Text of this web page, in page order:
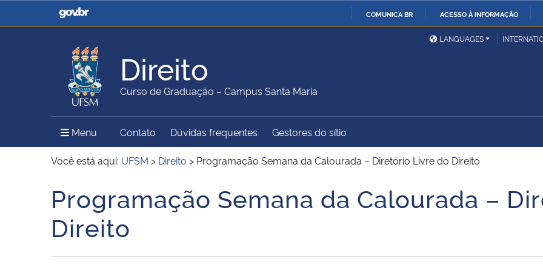
COMUNICA BR ACESSO À INFORMAÇÃO
Casa Civil
Ministério da Justiça e
Ministério da Defesa
Ministério das Relações
Exteriores
Ministério da Agricultura,
Pecuária e Abastecimento
Ministério da Educação
Ministério do Meio Ambiente Ministério do Turismo
Ministério do
Desenvolvimento Regional
União
Secretaria de Governo
Gabinete de Segurança
Advocacia-Geral da União Banco Central do Brasil
LANGUAGES
Direito
Curso de Graduação – Campus Santa Maria
Menu Menu Principal do Sítio
Contato Dúvidas frequentes Gestores do sítio
Você está aqui: UFSM > Direito > Programação Semana da Calourada – Diretório Livre do Direito
Início do conteúdo
Programação Semana da Calourada –
Direito